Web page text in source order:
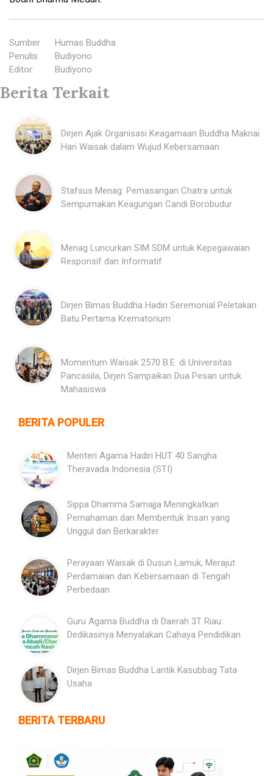
Sumber
:
Humas Buddha
Penulis
:
Budiyono
Editor: Budiyono
Berita Terkait
Dirjen Ajak Organisasi Keagamaan Buddha Maknai
Hari Waisak dalam Wujud Kebersamaan
Stafsus Menag: Pemasangan Chatra untuk
Sempurnakan Keagungan Candi Borobudur
Menag Luncurkan SIM SDM untuk Kepegawaian
Responsif dan Informatif
Dirjen Bimas Buddha Hadiri Seremonial Peletakan
Batu Pertama Krematorium
Momentum Waisak 2570 B.E. di Universitas
Pancasila, Dirjen Sampaikan Dua Pesan untuk
Mahasiswa
BERITA POPULER
Menteri Agama Hadiri HUT 40 Sangha
Theravada Indonesia (STI)
Sippa Dhamma Samajja Meningkatkan
Pemahaman dan Membentuk Insan yang
Unggul dan Berkarakter
Perayaan Waisak di Dusun Lamuk, Merajut
Perdamaian dan Kebersamaan di Tengah
Perbedaan
Guru Agama Buddha di Daerah 3T Riau:
Dedikasinya Menyalakan Cahaya Pendidikan
Dirjen Bimas Buddha Lantik Kasubbag Tata
Usaha
BERITA TERBARU